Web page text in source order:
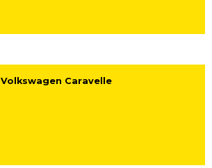
Volkswagen Caravelle